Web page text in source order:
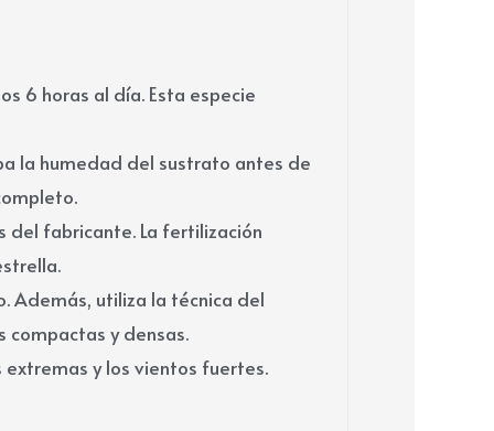
6 horas al día. Esta especie
la humedad del sustrato antes de
del fabricante. La fertilización
Además, utiliza la técnica del
compactas y densas.
y los vientos fuertes.